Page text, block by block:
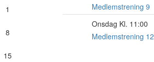
1
8
15
Medlemstrening 9
Onsdag Kl. 11:00
Medlemstrening 12